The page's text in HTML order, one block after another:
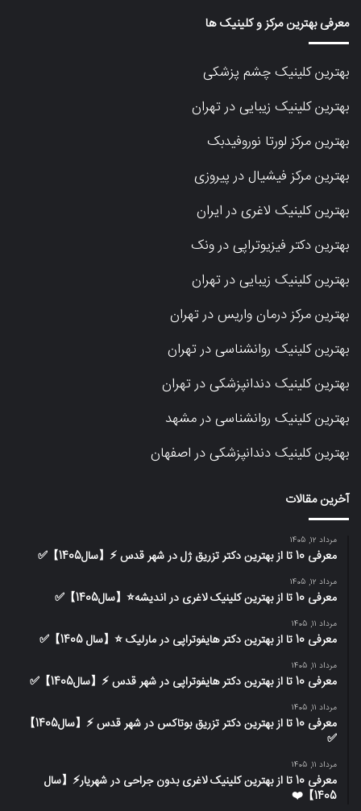
معرفی بهترین مرکز و کلینیک ها
بهترین کلینیک چشم پزشکی
بهترین کلینیک زیبایی در تهران
بهترین مرکز لورتا نوروفیدبک
بهترین مرکز فیشیال در پیروزی
بهترین کلینیک لاغری در ایران
بهترین دکتر فیزیوتراپی در ونک
بهترین کلینیک زیبایی در تهران
بهترین مرکز درمان واریس در تهران
بهترین کلینیک روانشناسی در تهران
بهترین کلینیک دندانپزشکی در تهران
بهترین کلینیک روانشناسی در مشهد
بهترین کلینیک دندانپزشکی در اصفهان
آخرین مقالات
مرداد 12, 1405
معرفی 10 تا از بهترین دکتر تزریق ژل در شهر قدس ⚡️【سال1405】✅
مرداد 12, 1405
معرفی 10 تا از بهترین کلینیک لاغری در اندیشه⭐【سال1405】✅
مرداد 11, 1405
معرفی 10 تا از بهترین دکتر هایفوتراپی در مارلیک ⭐【سال 1405】✅
مرداد 11, 1405
معرفی 10 تا از بهترین دکتر هایفوتراپی در شهر قدس ⚡️【سال1405】✅
مرداد 11, 1405
معرفی 10 تا از بهترین دکتر تزریق بوتاکس در شهر قدس ⚡️【سال1405】
✅
مرداد 11, 1405
معرفی 10 تا از بهترین کلینیک لاغری بدون جراحی در شهریار⚡【سال
1405】❤️